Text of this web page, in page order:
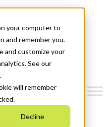
your computer to
and remember you.
and customize your
See our
will remember
Decline